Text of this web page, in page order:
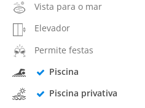
Vista para o mar
Elevador
Permite festas
Piscina
Piscina privativa